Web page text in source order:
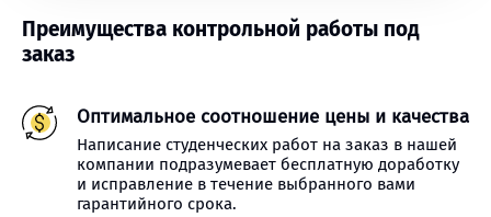
Преимущества контрольной работы под
заказ
Оптимальное соотношение цены и качества
Написание студенческих работ на заказ в нашей
компании подразумевает бесплатную доработку
и исправление в течение выбранного вами
гарантийного срока.